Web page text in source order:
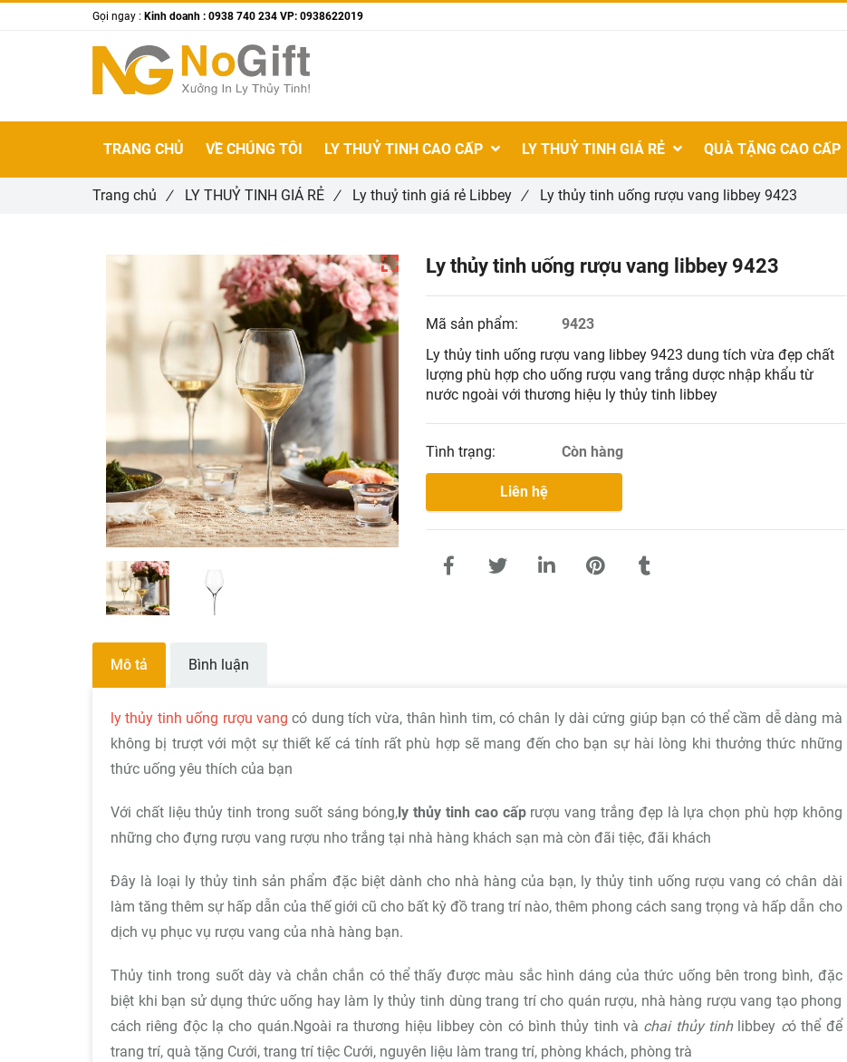
Ly thủy tinh uống rượu vang libbey 9423
Mã sản phẩm:
9423
Ly thủy tinh uống rượu vang libbey 9423 dung tích vừa đẹp chất
lượng phù hợp cho uống rượu vang trắng dược nhập khẩu từ
nước ngoài với thương hiệu ly thủy tinh libbey
Tình trạng: Còn hàng
Liên hệ
Mô tả Bình luận
ly thủy tinh uống rượu vang có dung tích vừa, thân hình tim, có chân ly dài cứng giúp bạn có thể cầm dễ dàng mà
không bị trượt với một sự thiết kế cá tính rất phù hợp sẽ mang đến cho bạn sự hài lòng khi thưởng thức những
thức uống yêu thích của bạn
Với chất liệu thủy tinh trong suốt sáng bóng,ly thủy tinh cao cấprượu vang trắng đẹp là lựa chọn phù hợp không
những cho đựng rượu vang rượu nho trắng tại nhà hàng khách sạn mà còn đãi tiệc, đãi khách
Đây là loại ly thủy tinh sản phẩm đặc biệt dành cho nhà hàng của bạn, ly thủy tinh uống rượu vang có chân dài
làm tăng thêm sự hấp dẫn của thế giới cũ cho bất kỳ đồ trang trí nào, thêm phong cách sang trọng và hấp dẫn cho
dịch vụ phục vụ rượu vang của nhà hàng bạn.
Thủy tinh trong suốt dày và chắn chắn có thể thấy được màu sắc hình dáng của thức uống bên trong bình, đặc
biệt khi bạn sử dụng thức uống hay làm ly thủy tinh dùng trang trí cho quán rượu, nhà hàng rượu vang tạo phong
cách riêng độc lạ cho quán.Ngoài ra thương hiệu libbey còn có bình thủy tinh và chai thủy tinhlibbey có thể để
trang trí, quà tặng Cưới, trang trí tiệc Cưới, nguyên liệu làm trang trí, phòng khách, phòng trà
Trang chủ / LY THUỶ TINH GIÁ RẺ / Ly thuỷ tinh giá rẻ Libbey / Ly thủy tinh uống rượu vang libbey 9423
Gọi ngay : Kinh doanh : 0938 740 234 VP: 0938622019
TRANG CHỦ VỀ CHÚNG TÔI LY THUỶ TINH CAO CẤP LY THUỶ TINH GIÁ RẺ QUÀ TẶNG CAO CẤP